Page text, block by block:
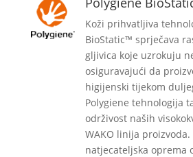
Koži prihvatljiva
BioStatic™ sprječava
gljivica koje uzrokuju
osiguravajući da
higijenski tijekom
Polygiene tehnologija
održivost naših
WAKO linija proizvoda.
natjecateljska oprema